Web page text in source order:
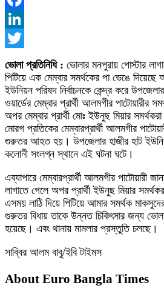
Facebook
LinkedIn
ভোলা প্রতিনিধি: ভোলার মনপুরায় পোস্টার
পিটিয়ে এক মেম্বার সমর্থকের পা ভেঙে দিয়েছে
ইউনিয়ন পরিষদ নির্বাচনকে কেন্দ্র করে
ওয়ার্ডের মেম্বার প্রার্থী আলমগীর পাটোয়ারীর
অপর মেম্বার প্রার্থী মোঃ ইউনুছ মিয়ার
মোরগ প্রতিকের মেম্বারপ্রার্থী আলমগীর
গুরুতর আহত হয়। উপজেলার হাজীর হাট
কলোনী সংলগ্ন স্থানে এই ঘটনা ঘটে।
এব্যাপারে মেম্বারপ্রার্থী আলমগীর পাটোয়ারী
লাগাতে গেলে অপর প্রার্থী ইউনুছ মিয়ার
এসময় লাঠি দিয়ে পিটিয়ে আমার সমর্থক
গুরুতর বিধায় তাকে উন্নত চিকিৎসার জন্য
হয়েছে। এবং থানায় মামলার প্রস্তুতি চলছে।
সাব্বির আলম বাবু/ইবি টাইমস
About Euro Bangla Times